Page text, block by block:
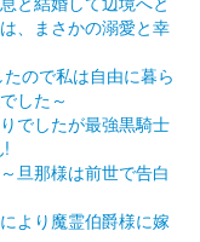
、まさかの溺愛と幸
ので私は自由に暮ら
した～
でしたが最強黒騎士
旦那様は前世で告白
より魔霊伯爵様に嫁